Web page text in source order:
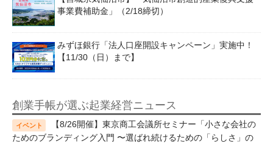
事業費補助金」（2/18締切）
みずほ銀行「法人口座開設キャンペーン」実施中！
【11/30（日）まで】
創業手帳が選ぶ起業経営ニュース
【8/26開催】東京商工会議所セミナー「小さな会社の
ためのブランディング入門 〜選ばれ続けるための「らしさ」の